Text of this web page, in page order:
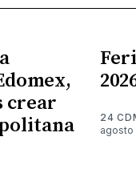
crear
24
agosto